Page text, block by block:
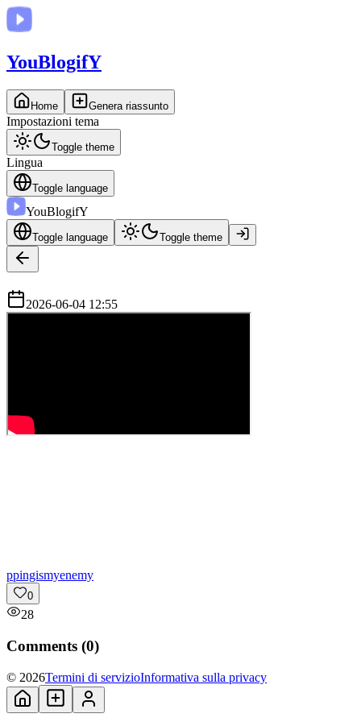
YouBlogifY
Home Genera riassunto
Impostazioni tema
Toggle theme
Lingua
Toggle language
YouBlogifY
Toggle language Toggle theme
2026-06-04 12:55
ppingismyenemy
0
28
Comments (0)
© 2026Termini di servizioInformativa sulla privacy